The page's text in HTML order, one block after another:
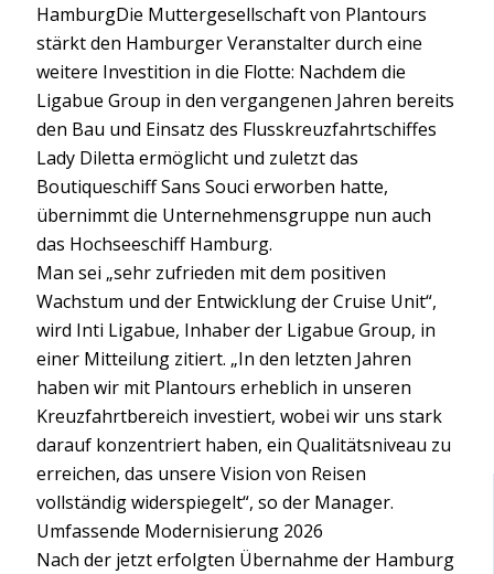
HamburgDie Muttergesellschaft von Plantours
stärkt den Hamburger Veranstalter durch eine
weitere Investition in die Flotte: Nachdem die
Ligabue Group in den vergangenen Jahren bereits
den Bau und Einsatz des Flusskreuzfahrtschiffes
Lady Diletta ermöglicht und zuletzt das
Boutiqueschiff Sans Souci erworben hatte,
übernimmt die Unternehmensgruppe nun auch
das Hochseeschiff Hamburg.
Man sei „sehr zufrieden mit dem positiven
Wachstum und der Entwicklung der Cruise Unit“,
wird Inti Ligabue, Inhaber der Ligabue Group, in
einer Mitteilung zitiert. „In den letzten Jahren
haben wir mit Plantours erheblich in unseren
Kreuzfahrtbereich investiert, wobei wir uns stark
darauf konzentriert haben, ein Qualitätsniveau zu
erreichen, das unsere Vision von Reisen
vollständig widerspiegelt“, so der Manager.
Umfassende Modernisierung 2026
Nach der jetzt erfolgten Übernahme der Hamburg